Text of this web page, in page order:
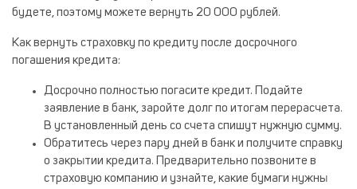
будете, поэтому можете вернуть 20 000 рублей.
Как вернуть страховку по кредиту после досрочного
погашения кредита:
Досрочно полностью погасите кредит. Подайте
заявление в банк, заройте долг по итогам перерасчета.
В установленный день со счета спишут нужную сумму.
Обратитесь через пару дней в банк и получите справку
о закрытии кредита. Предварительно позвоните в
страховую компанию и узнайте, какие бумаги нужны